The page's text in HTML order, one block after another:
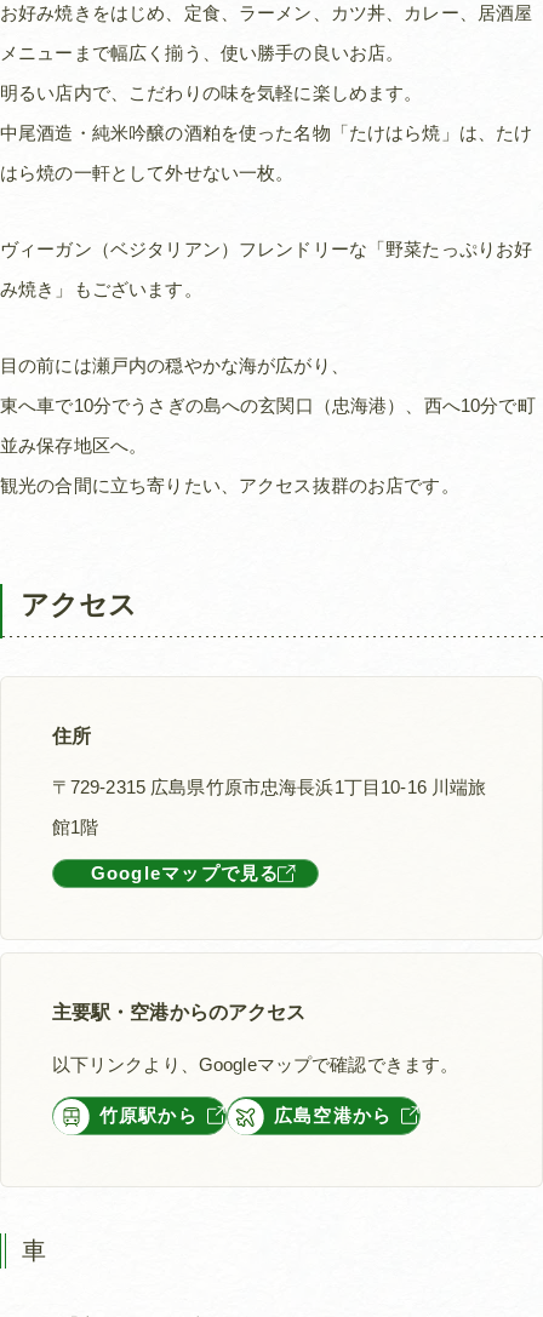
お好み焼きをはじめ、定食、ラーメン、カツ丼、カレー、居酒屋
メニューまで幅広く揃う、使い勝手の良いお店。
明るい店内で、こだわりの味を気軽に楽しめます。
中尾酒造・純米吟醸の酒粕を使った名物「たけはら焼」は、たけ
はら焼の一軒として外せない一枚。
ヴィーガン（ベジタリアン）フレンドリーな「野菜たっぷりお好
み焼き」もございます。
目の前には瀬戸内の穏やかな海が広がり、
東へ車で10分でうさぎの島への玄関口（忠海港）、西へ10分で町
並み保存地区へ。
観光の合間に立ち寄りたい、アクセス抜群のお店です。
アクセス
住所
〒729-2315 広島県竹原市忠海長浜1丁目10-16 川端旅
館1階
Googleマップで見る
主要駅・空港からのアクセス
以下リンクより、Googleマップで確認できます。
竹原駅から 広島空港から
車